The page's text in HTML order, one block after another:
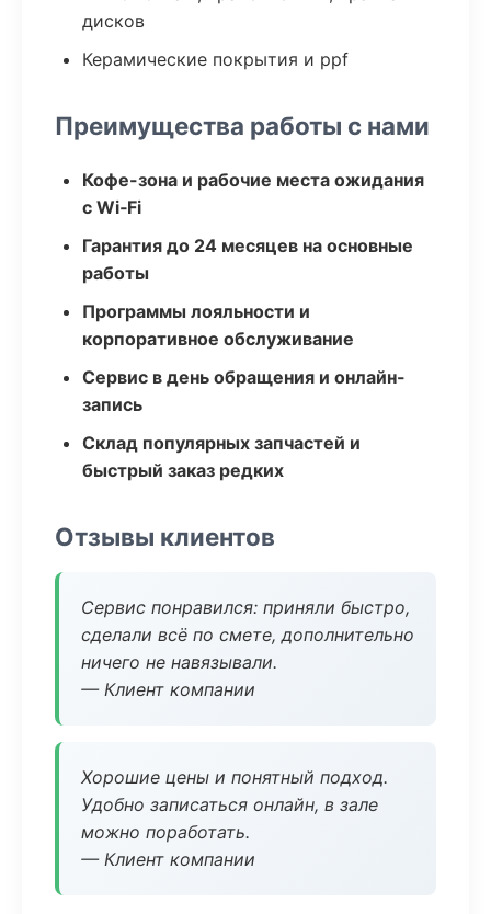
дисков
Керамические покрытия и ppf
Преимущества работы с нами
Кофе-зона и рабочие места ожидания
с Wi‑Fi
Гарантия до 24 месяцев на основные
работы
Программы лояльности и
корпоративное обслуживание
Сервис в день обращения и онлайн-
запись
Склад популярных запчастей и
быстрый заказ редких
Отзывы клиентов
Сервис понравился: приняли быстро,
сделали всё по смете, дополнительно
ничего не навязывали.
— Клиент компании
Хорошие цены и понятный подход.
Удобно записаться онлайн, в зале
можно поработать.
— Клиент компании